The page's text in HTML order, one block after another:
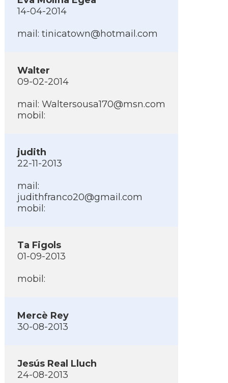
14-04-2014
mail: tinicatown@hotmail.com
Walter
09-02-2014
mail: Waltersousa170@msn.com
mobil:
judith
22-11-2013
mail:
judithfranco20@gmail.com
mobil:
Ta Figols
01-09-2013
mobil:
Mercè Rey
30-08-2013
Jesús Real Lluch
24-08-2013